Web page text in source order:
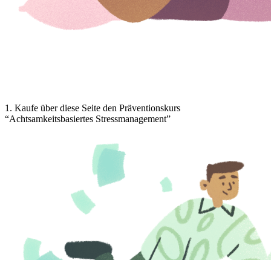
1. Kaufe über diese Seite den Präventionskurs
“Achtsamkeitsbasiertes Stressmanagement”